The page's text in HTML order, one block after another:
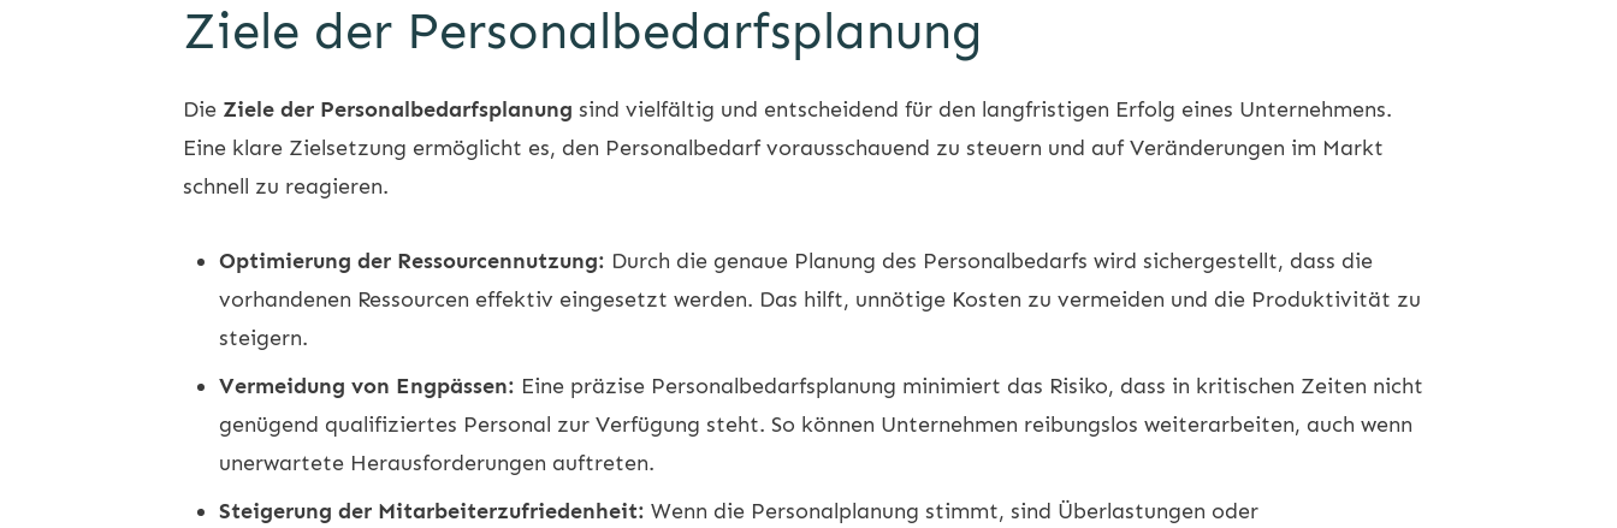
Ziele der Personalbedarfsplanung
Die Ziele der Personalbedarfsplanung sind vielfältig und entscheidend für den langfristigen Erfolg eines Unternehmens.
Eine klare Zielsetzung ermöglicht es, den Personalbedarf vorausschauend zu steuern und auf Veränderungen im Markt
schnell zu reagieren.
Optimierung der Ressourcennutzung: Durch die genaue Planung des Personalbedarfs wird sichergestellt, dass die
vorhandenen Ressourcen effektiv eingesetzt werden. Das hilft, unnötige Kosten zu vermeiden und die Produktivität zu
steigern.
Vermeidung von Engpässen: Eine präzise Personalbedarfsplanung minimiert das Risiko, dass in kritischen Zeiten nicht
genügend qualifiziertes Personal zur Verfügung steht. So können Unternehmen reibungslos weiterarbeiten, auch wenn
unerwartete Herausforderungen auftreten.
Steigerung der Mitarbeiterzufriedenheit: Wenn die Personalplanung stimmt, sind Überlastungen oder